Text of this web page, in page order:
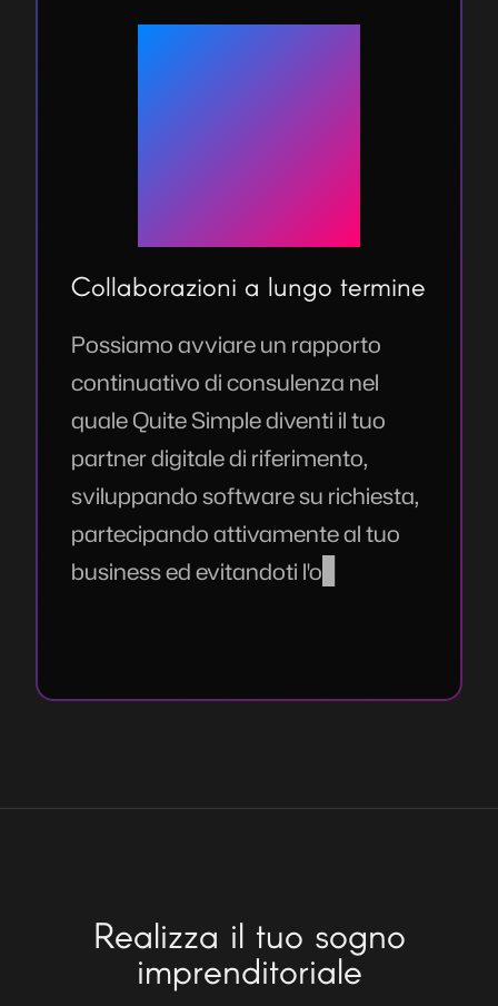
Collaborazioni a lungo termine
Possiamo avviare un rapporto
continuativo di consulenza nel
quale Quite Simple diventi il tuo
partner digitale di riferimento,
sviluppando software su richiesta,
partecipando attivamente al tuo
business ed evitandoti l'onere
Realizza il tuo sogno
imprenditoriale